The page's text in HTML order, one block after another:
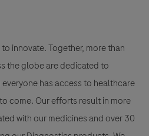
innovate. Together, more than
the globe are dedicated to
has access to healthcare
come. Our efforts result in more
with our medicines and over 30